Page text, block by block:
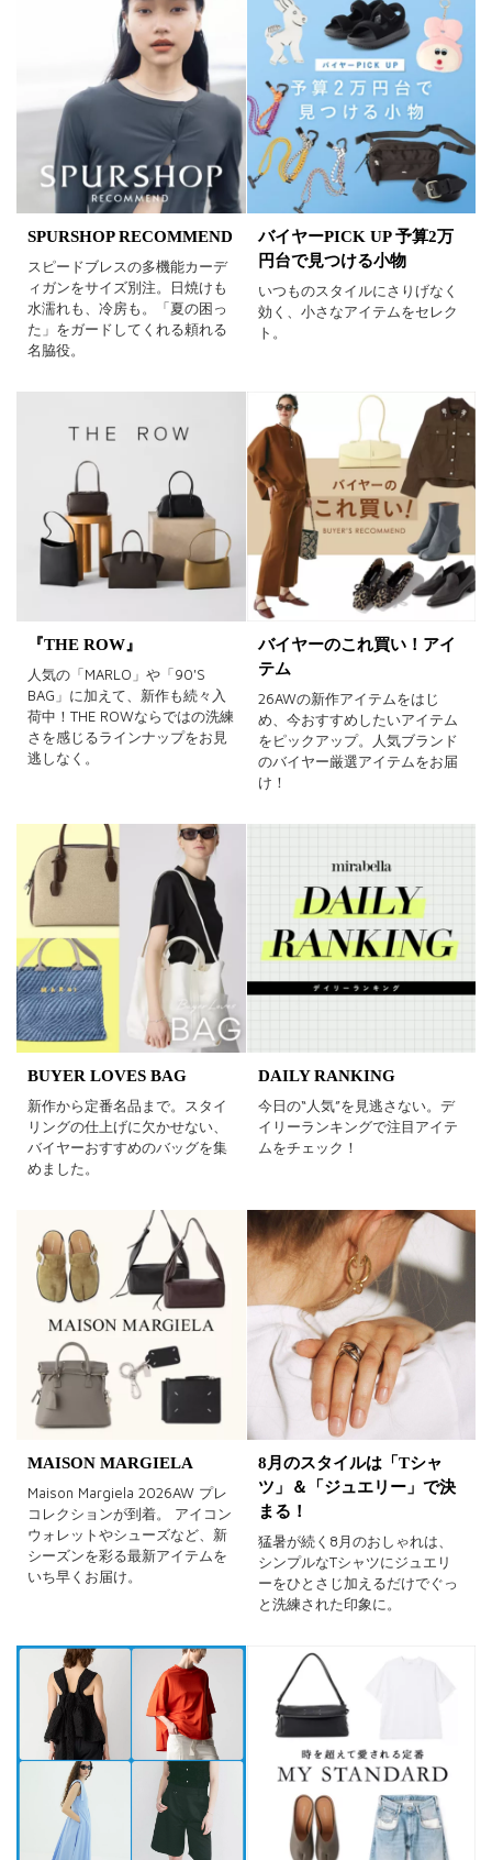
SPURSHOP RECOMMEND
スピードブレスの多機能カーデ
ィガンをサイズ別注。日焼けも
水濡れも、冷房も。「夏の困っ
た」をガードしてくれる頼れる
名脇役。
バイヤーPICK UP 予算2万
円台で見つける小物
いつものスタイルにさりげなく
効く、小さなアイテムをセレク
ト。
『THE ROW』
人気の「MARLO」や「90'S
BAG」に加えて、新作も続々入
荷中！THE ROWならではの洗練
さを感じるラインナップをお見
逃しなく。
バイヤーのこれ買い！アイ
テム
26AWの新作アイテムをはじ
め、今おすすめしたいアイテム
をピックアップ。人気ブランド
のバイヤー厳選アイテムをお届
け！
BUYER LOVES BAG
新作から定番名品まで。スタイ
リングの仕上げに欠かせない、
バイヤーおすすめのバッグを集
めました。
DAILY RANKING
今日の“人気”を見逃さない。デ
イリーランキングで注目アイテ
ムをチェック！
MAISON MARGIELA
Maison Margiela 2026AW プレ
コレクションが到着。 アイコン
ウォレットやシューズなど、新
シーズンを彩る最新アイテムを
いち早くお届け。
8月のスタイルは「Tシャ
ツ」＆「ジュエリー」で決
まる！
猛暑が続く8月のおしゃれは、
シンプルなTシャツにジュエリ
ーをひとさじ加えるだけでぐっ
と洗練された印象に。